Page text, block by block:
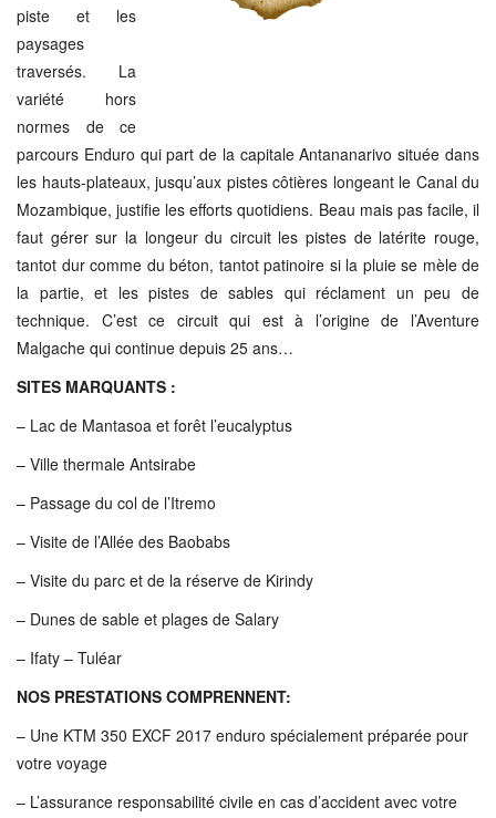
piste et les
paysages
traversés. La
variété hors
normes de ce
parcours Enduro qui part de la capitale Antananarivo située dans
les hauts-plateaux, jusqu’aux pistes côtières longeant le Canal du
Mozambique, justifie les efforts quotidiens. Beau mais pas facile, il
faut gérer sur la longeur du circuit les pistes de latérite rouge,
tantot dur comme du béton, tantot patinoire si la pluie se mèle de
la partie, et les pistes de sables qui réclament un peu de
technique. C’est ce circuit qui est à l’origine de l’Aventure
Malgache qui continue depuis 25 ans…
SITES MARQUANTS :
– Lac de Mantasoa et forêt l’eucalyptus
– Ville thermale Antsirabe
– Passage du col de l’Itremo
– Visite de l’Allée des Baobabs
– Visite du parc et de la réserve de Kirindy
– Dunes de sable et plages de Salary
– Ifaty – Tuléar
NOS PRESTATIONS COMPRENNENT:
– Une KTM 350 EXCF 2017 enduro spécialement préparée pour
votre voyage
– L’assurance responsabilité civile en cas d’accident avec votre